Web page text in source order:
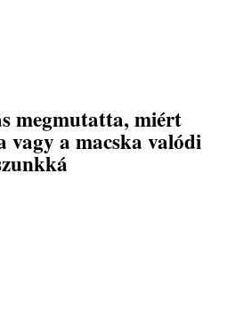
megmutatta, miért
vagy a macska valódi